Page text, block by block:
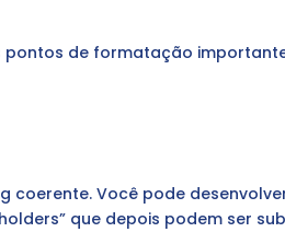
de formatação
coerente. Você pode
que depois podem ser